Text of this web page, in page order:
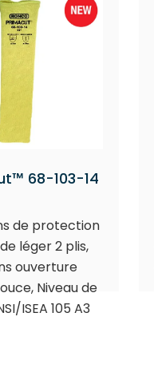
68-103-14
de protection
léger 2 plis,
ouverture
Niveau de
ISEA 105 A3